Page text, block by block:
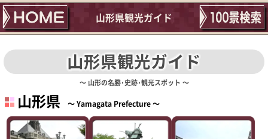
山形県観光ガイド
山形県観光ガイド
山形の名勝･史跡･観光スポット
山形県 Yamagata Prefecture